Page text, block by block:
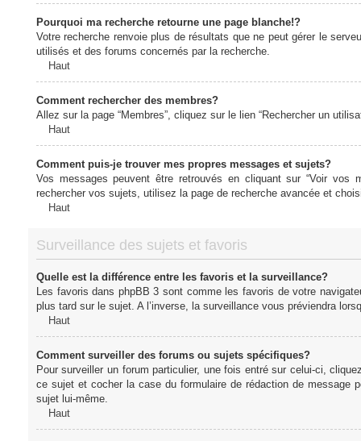
Pourquoi ma recherche retourne une page blanche!?
Votre recherche renvoie plus de résultats que ne peut gérer le
utilisés et des forums concernés par la recherche.
Haut
Comment rechercher des membres?
Allez sur la page “Membres”, cliquez sur le lien “Rechercher un
Haut
Comment puis-je trouver mes propres messages et sujets?
Vos messages peuvent être retrouvés en cliquant sur “Voir vos
rechercher vos sujets, utilisez la page de recherche avancée et
Haut
Surveillance des sujets et favoris
Quelle est la différence entre les favoris et la surveillance?
Les favoris dans phpBB 3 sont comme les favoris de votre
plus tard sur le sujet. A l’inverse, la surveillance vous préviendra
Haut
Comment surveiller des forums ou sujets spécifiques?
Pour surveiller un forum particulier, une fois entré sur celui-ci,
ce sujet et cocher la case du formulaire de rédaction de message
sujet lui-même.
Haut